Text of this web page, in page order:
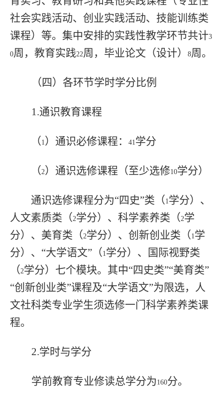
社会实践活动、创业实践活动、技能训练类
课程）等。集中安排的实践性教学环节共计3
0周，教育实践22 周，毕业论文（设计） 8周。
（四）各环节学时学分比例
1.通识教育课程
（ 1 ）通识必修课程： 41 学分
（ 2 ）通识选修课程（至少选修10学分）
通识选修课程分为“四史”类（ 1 学分）、
人文素质类（ 2学分）、科学素养类（ 2学
分）、美育类（ 2学分）、创新创业类（ 1 学
分）、“大学语文”（ 1 学分）、国际视野类
（ 2学分）七个模块。其中“四史类”“美育类”
“创新创业类”课程及“大学语文”为限选，人
文社科类专业学生须选修一门科学素养类课
程。
2.学时与学分
学前教育专业修读总学分为 160分。